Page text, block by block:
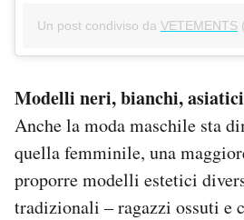
Un post condiviso da VETEMENTS
Modelli neri, bianchi, asiatici
Anche la moda maschile sta
quella femminile, una
proporre modelli estetici
tradizionali – ragazzi ossuti e